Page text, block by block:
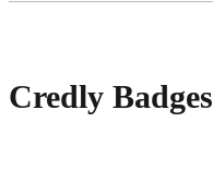
Credly Badges